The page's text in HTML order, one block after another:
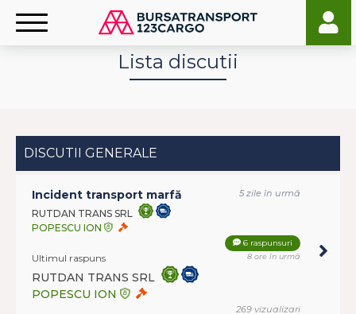
Lista discutii
DISCUTII GENERALE
Incident transport marfă 5 zile în urmă
RUTDAN TRANS SRL
POPESCU ION
6 raspunsuri
Ultimul raspuns 8 ore în urmă
RUTDAN TRANS SRL
POPESCU ION
269 vizualizari